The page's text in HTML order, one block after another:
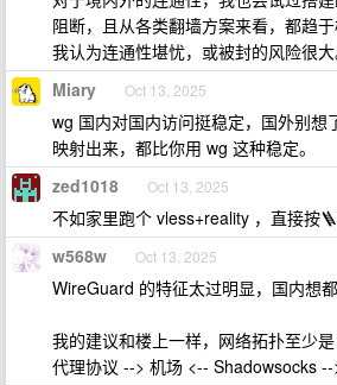
阻断，且从各类翻墙方案来看，都趋
我认为连通性堪忧，或被封的风险很大
Miary Oct 13, 2025
wg 国内对国内访问挺稳定，国外别想
映射出来，都比你用 wg 这种稳定。
zed1018 Oct 13, 2025
不如家里跑个 vless+reality ，直接按
w568w Oct 13, 2025
WireGuard 的特征太过明显，国内想
我的建议和楼上一样，网络拓扑至少
代理协议 --> 机场 <-- Shadowsocks --